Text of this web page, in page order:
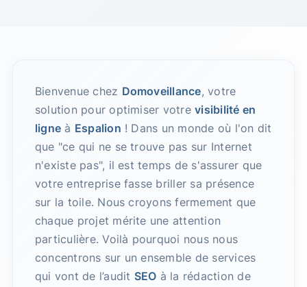
Bienvenue chez Domoveillance, votre
solution pour optimiser votrevisibilité en
ligne à Espalion ! Dans un monde où l'on dit
que "ce qui ne se trouve pas sur Internet
n'existe pas", il est temps de s'assurer que
votre entreprise fasse briller sa présence
sur la toile. Nous croyons fermement que
chaque projet mérite une attention
particulière. Voilà pourquoi nous nous
concentrons sur un ensemble de services
qui vont de l’audit SEO à la rédaction de